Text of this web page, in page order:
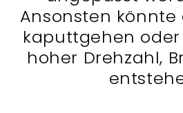
Ansonsten
kaputtgehen
hoher Drehzahl,